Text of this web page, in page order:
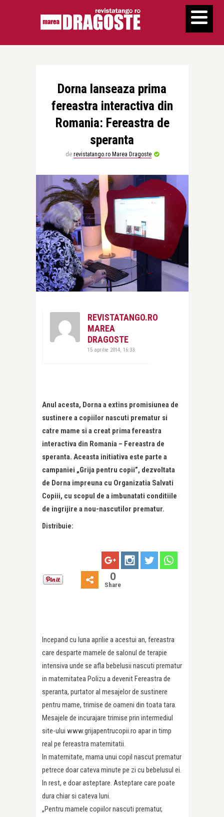
Dorna lanseaza prima
fereastra interactiva din
Romania: Fereastra de
speranta
de revistatango.ro Marea Dragoste
REVISTATANGO.RO
MAREA
DRAGOSTE
15 aprilie 2014, 16:33
Anul acesta, Dorna a extins promisiunea de
sustinere a copiilor nascuti prematur si
catre mame si a creat prima fereastra
interactiva din Romania – Fereastra de
speranta. Aceasta initiativa este parte a
campaniei „Grija pentru copii”, dezvoltata
de Dorna impreuna cu Organizatia Salvati
Copiii, cu scopul de a imbunatati conditiile
de ingrijire a nou-nascutilor prematur.
Distribuie:
0
Share
Incepand cu luna aprilie a acestui an, fereastra
care desparte mamele de salonul de terapie
intensiva unde se afla bebelusii nascuti prematur
in maternitatea Polizu a devenit Fereastra de
speranta, purtator al mesajelor de sustinere
pentru mame, trimise de oameni din toata tara.
Mesajele de incurajare trimise prin intermediul
site-ului www.grijapentrucopii.ro apar in timp
real pe fereastra maternitatii.
In maternitate, mama unui copil nascut prematur
petrece doar cateva minute pe zi cu bebelusul ei.
In rest, e doar asteptare. Asteptare care poate
dura chiar si cateva luni.
„Pentru mamele copiilor nascuti prematur,